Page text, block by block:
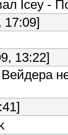
Icey -
17:09]
13:22]